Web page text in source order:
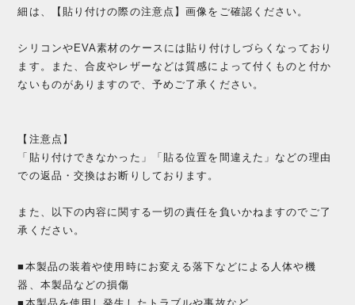
細は、【貼り付けの際の注意点】画像をご確認ください。
シリコンやEVA素材のケースには貼り付けしづらくなっており
ます。また、合皮やレザーなどは質感によって付くものと付か
ないものがありますので、予めご了承ください。
【注意点】
「貼り付けできなかった」「貼る位置を間違えた」などの理由
での返品・交換はお断りしております。
また、以下の内容に関する一切の責任を負いかねますのでご了
承ください。
■本製品の装着や使用時にお変える落下などによる人体や機
器、本製品などの損傷